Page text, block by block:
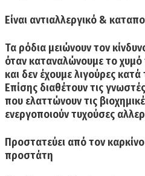
Είναι αντιαλλεργικό &
Τα ρόδια μειώνουν τον
όταν καταναλώνουμε το χυμό
και δεν έχουμε λιγούρες
Επίσης διαθέτουν τις γνωστές
που ελαττώνουν τις
ενεργοποιούν τυχούσες
Προστατεύει από τον
προστάτη